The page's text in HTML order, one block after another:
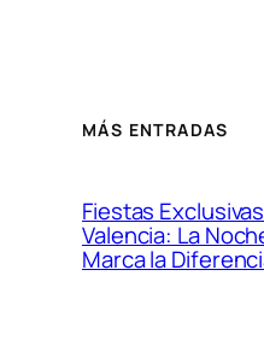
MÁS ENTRADAS
Fiestas
Valencia: La
Marca la